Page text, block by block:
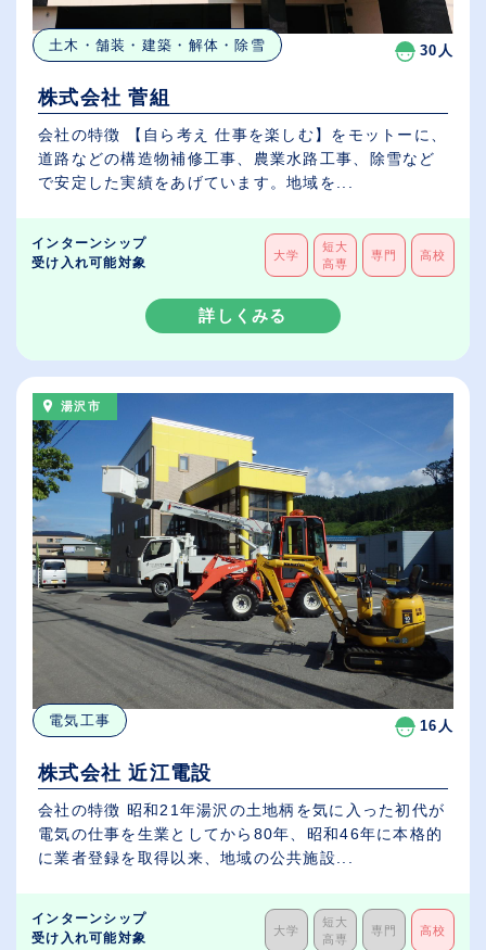
土木・舗装・建築・解体・除雪 30人
株式会社 菅組
会社の特徴 【自ら考え 仕事を楽しむ】をモットーに、
道路などの構造物補修工事、農業水路工事、除雪など
で安定した実績をあげています。地域を...
インターンシップ
受け入れ可能対象
大学
短大
高専
専門 高校
詳しくみる
湯沢市
電気工事 16人
株式会社 近江電設
会社の特徴 昭和21年湯沢の土地柄を気に入った初代が
電気の仕事を生業としてから80年、昭和46年に本格的
に業者登録を取得以来、地域の公共施設...
インターンシップ
受け入れ可能対象
大学
短大
高専
専門 高校